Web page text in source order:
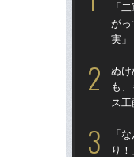
「
がっ
実」
ぬけ
も
ス
「
り